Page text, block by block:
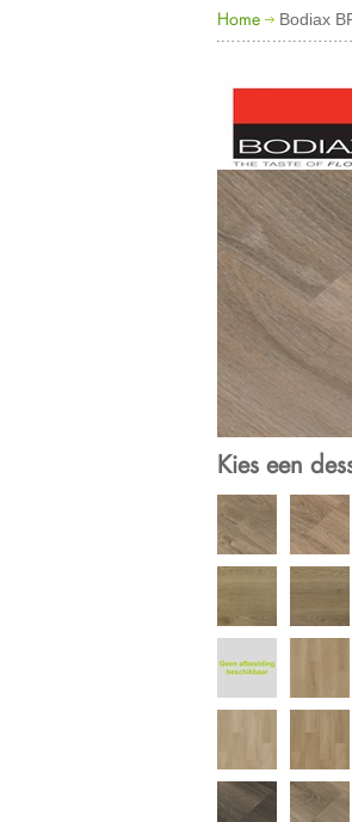
Home Bodiax
Kies een